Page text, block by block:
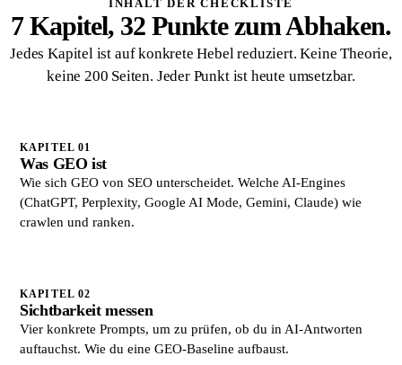
INHALT DER CHECKLISTE
7 Kapitel, 32 Punkte zum Abhaken.
Jedes Kapitel ist auf konkrete Hebel reduziert. Keine Theorie,
keine 200 Seiten. Jeder Punkt ist heute umsetzbar.
KAPITEL 01
Was GEO ist
Wie sich GEO von SEO unterscheidet. Welche AI-Engines
(ChatGPT, Perplexity, Google AI Mode, Gemini, Claude) wie
crawlen und ranken.
KAPITEL 02
Sichtbarkeit messen
Vier konkrete Prompts, um zu prüfen, ob du in AI-Antworten
auftauchst. Wie du eine GEO-Baseline aufbaust.